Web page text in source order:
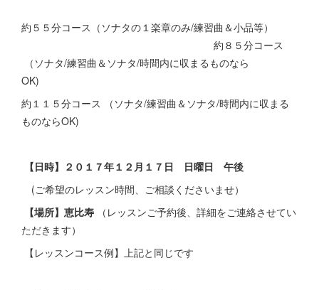
約５５分コース（ソナタの１楽章のみ/練習曲＆小品等）
約８５分コース
（ソナタ/練習曲＆ソナタ/時間内に収まるものなら
OK)
約１１５分コース （ソナタ/練習曲＆ソナタ/時間内に収まる
ものならOK)
【日時】２０１７年１２月１７日 日曜日 午後
(ご希望のレッスン時間、ご相談くださいませ）
【場所】恵比寿
（レッスンご予約後、詳細をご連絡させてい
ただきます）
【レッスンコース例】上記と同じです